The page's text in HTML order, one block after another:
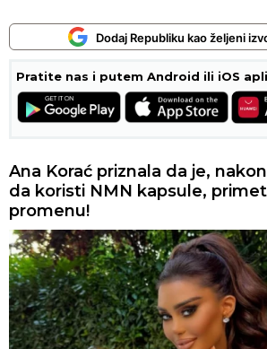
Dodaj Republiku kao željeni
Pratite nas i putem Android ili iOS
Ana Korać priznala da je,
da koristi NMN kapsule,
promenu!